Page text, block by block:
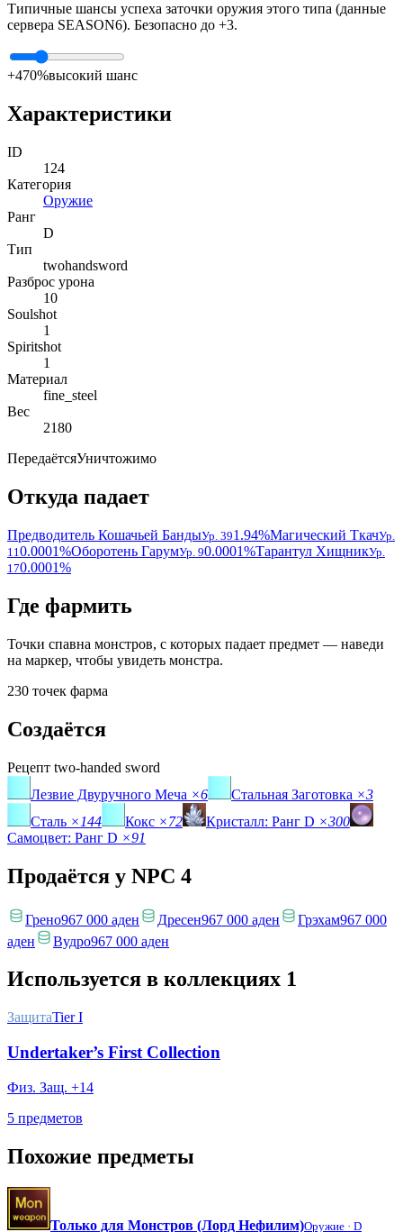
Типичные шансы успеха заточки оружия этого типа (данные
сервера SEASON6). Безопасно до +3.
+470%высокий шанс
Характеристики
ID
124
Категория
Оружие
Ранг
D
Тип
twohandsword
Разброс урона
10
Soulshot
1
Spiritshot
1
Материал
fine_steel
Вес
2180
ПередаётсяУничтожимо
Откуда падает
Предводитель Кошачьей БандыУр. 391.94%Магический ТкачУр.
110.0001%Оборотень ГарумУр. 90.0001%Тарантул ХищникУр.
170.0001%
Где фармить
Точки спавна монстров, с которых падает предмет — наведи
на маркер, чтобы увидеть монстра.
230 точек фарма
Создаётся
Рецепт two-handed sword
Лезвие Двуручного Меча ×6 Стальная Заготовка ×3
Сталь ×144 Кокс ×72 Кристалл: Ранг D ×300
Самоцвет: Ранг D ×91
Продаётся у NPC 4
Грено967 000 аден Дресен967 000 аден Грэхам967 000
аден
Вудро967 000 аден
Используется в коллекциях 1
ЗащитаTier I
Undertaker’s First Collection
Физ. Защ. +14
5 предметов
Похожие предметы
Только для Монстров (Лорд Нефилим)Оружие · D